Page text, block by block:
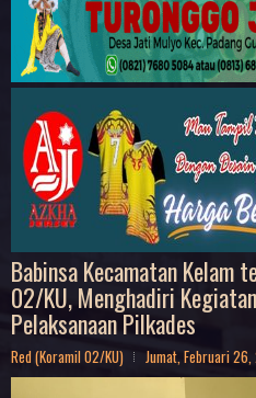
Babinsa Kecamatan Kelam
02/KU, Menghadiri
Pelaksanaan Pilkades
Red (Koramil 02/KU) Jumat, Februari 26,